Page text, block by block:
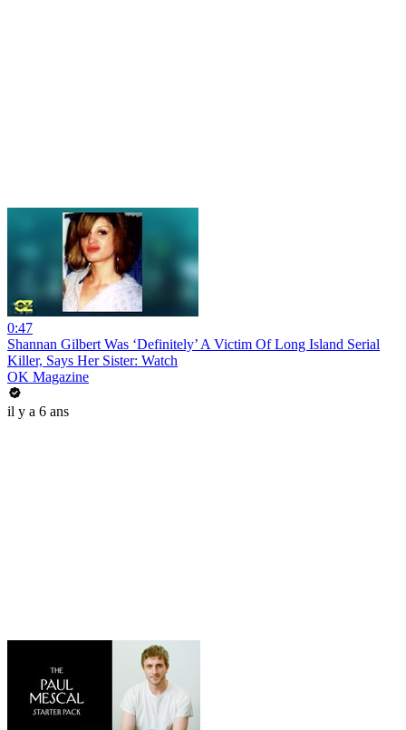
0:47
Shannan Gilbert Was ‘Definitely’ A Victim Of Long Island Serial
Killer, Says Her Sister: Watch
OK Magazine
il y a 6 ans